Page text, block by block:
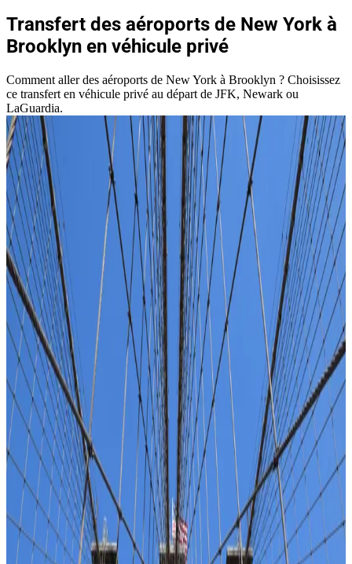
Transfert des aéroports de New York à
Brooklyn en véhicule privé
Comment aller des aéroports de New York à Brooklyn ? Choisissez
ce transfert en véhicule privé au départ de JFK, Newark ou
LaGuardia.